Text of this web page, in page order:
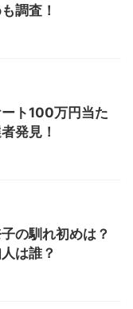
調査！
ト100万円当た
発見！
の馴れ初めは？
は誰？